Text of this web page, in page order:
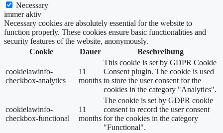
Necessary
immer aktiv
Necessary cookies are absolutely essential for the website to
function properly. These cookies ensure basic functionalities and
security features of the website, anonymously.
Cookie
Dauer Beschreibung
cookielawinfo-
checkbox-analytics
11
months
This cookie is set by GDPR Cookie
Consent plugin. The cookie is used
to store the user consent for the
cookies in the category "Analytics".
cookielawinfo-
checkbox-functional
11
months
The cookie is set by GDPR cookie
consent to record the user consent
for the cookies in the category
"Functional".